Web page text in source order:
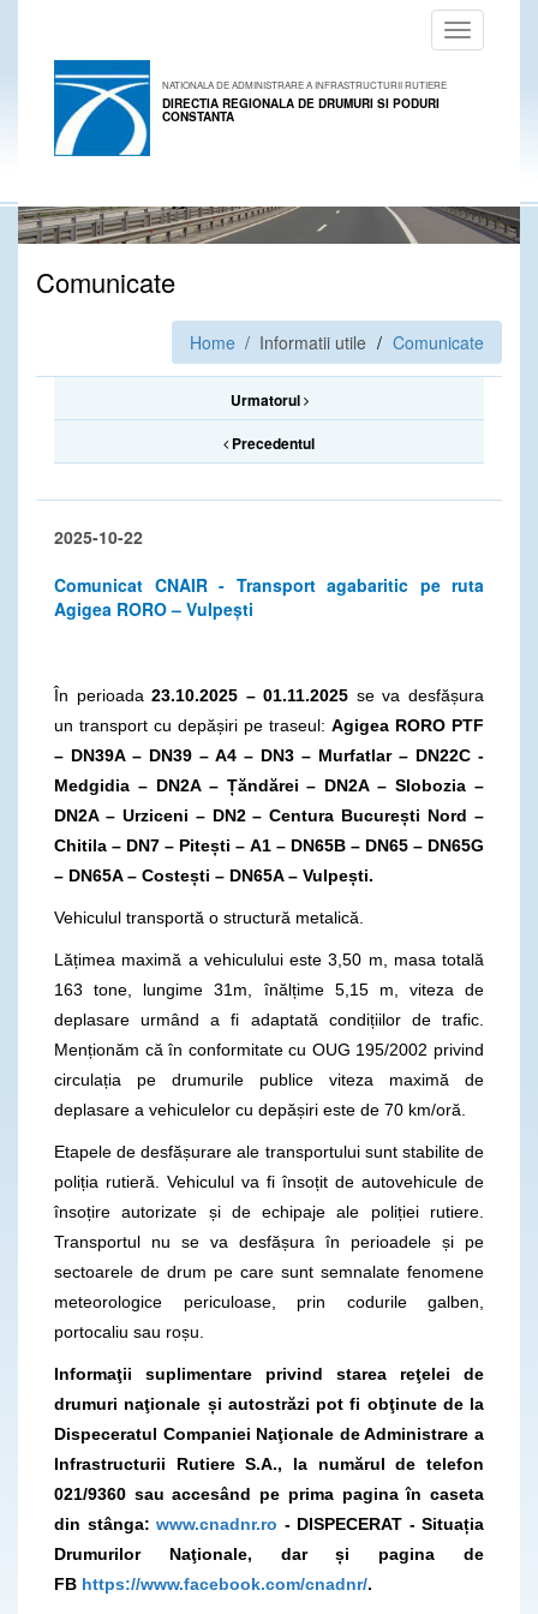
Toggle
navigation
NATIONALA DE ADMINISTRARE A INFRASTRUCTURII RUTIERE
DIRECTIA REGIONALA DE DRUMURI SI PODURI
CONSTANTA
Comunicate
Home / Informatii utile Comunicate
Urmatorul
Precedentul
2025-10-22
Comunicat CNAIR - Transport agabaritic pe ruta
Agigea RORO – Vulpești
În perioada23.10.2025 – 01.11.2025 se va desfășura
un transport cu depășiri pe traseul: Agigea RORO PTF
– DN39A – DN39 – A4 – DN3 – Murfatlar – DN22C -
Medgidia – DN2A – Țăndărei – DN2A – Slobozia –
DN2A – Urziceni – DN2 – Centura București Nord –
Chitila – DN7 – Pitești – A1 – DN65B – DN65 – DN65G
– DN65A – Costești – DN65A – Vulpești.
Vehiculul transportă o structură metalică.
Lățimea maximă a vehiculului este 3,50 m, masa totală
163 tone, lungime 31m, înălțime 5,15 m, viteza de
deplasare urmând a fi adaptată condițiilor de trafic.
Menționăm că în conformitate cu OUG 195/2002 privind
circulația pe drumurile publice viteza maximă de
deplasare a vehiculelor cu depășiri este de 70 km/oră.
Etapele de desfășurare ale transportului sunt stabilite de
poliția rutieră. Vehiculul va fi însoțit de autovehicule de
însoțire autorizate și de echipaje ale poliției rutiere.
Transportul nu se va desfășura în perioadele și pe
sectoarele de drum pe care sunt semnalate fenomene
meteorologice periculoase, prin codurile galben,
portocaliu sau roșu.
Informaţii suplimentare privind starea reţelei de
drumuri naţionale și autostrăzi pot fi obţinute de la
Dispeceratul Companiei Naţionale de Administrare a
Infrastructurii Rutiere S.A., la numărul de telefon
021/9360 sau accesând pe prima pagina în caseta
din stânga: www.cnadnr.ro - DISPECERAT - Situația
Drumurilor Naţionale, dar și pagina de
FB https://www.facebook.com/cnadnr/.